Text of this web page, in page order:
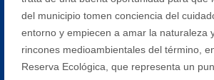
del municipio tomen conciencia del
entorno y empiecen a amar la naturaleza
rincones medioambientales del término,
Reserva Ecológica, que representa un